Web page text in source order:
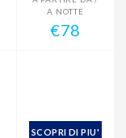
A NOTTE
€78
SCOPRI DI PIU'